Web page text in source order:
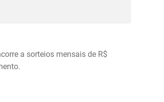
a sorteios mensais de R$